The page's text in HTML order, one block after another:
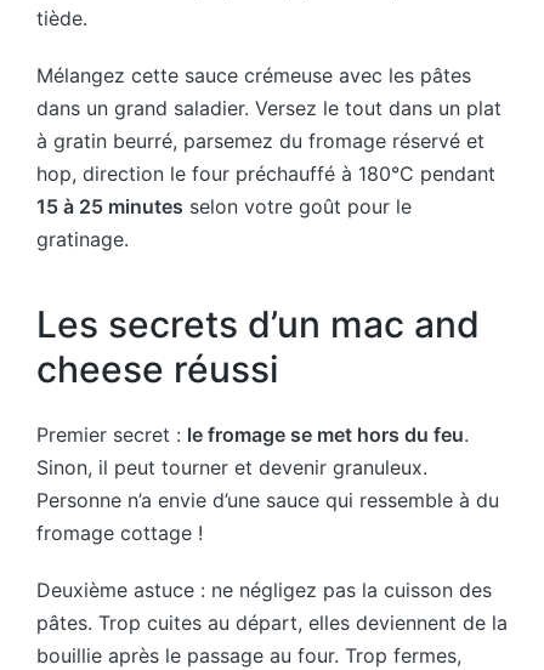
tiède.
Mélangez cette sauce crémeuse avec les pâtes
dans un grand saladier. Versez le tout dans un plat
à gratin beurré, parsemez du fromage réservé et
hop, direction le four préchauffé à 180°C pendant
15 à 25 minutes selon votre goût pour le
gratinage.
Les secrets d’un mac and
cheese réussi
Premier secret : le fromage se met hors du feu.
Sinon, il peut tourner et devenir granuleux.
Personne n’a envie d’une sauce qui ressemble à du
fromage cottage !
Deuxième astuce : ne négligez pas la cuisson des
pâtes. Trop cuites au départ, elles deviennent de la
bouillie après le passage au four. Trop fermes,